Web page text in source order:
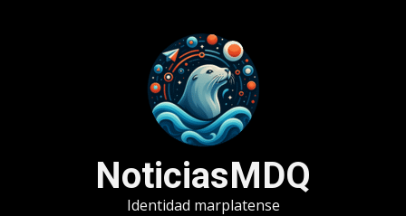
NoticiasMDQ
Identidad marplatense